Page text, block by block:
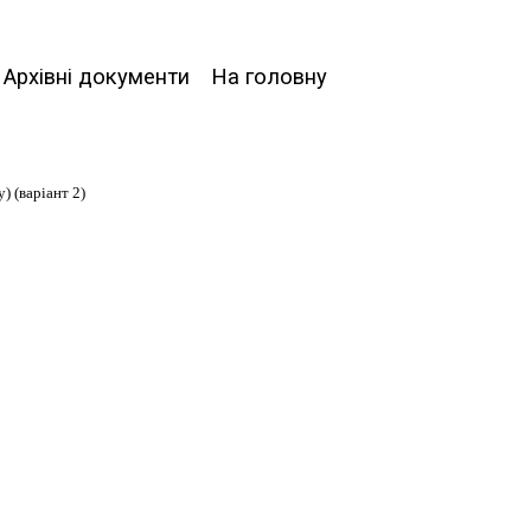
Архівні документи На головну
(варіант 2)